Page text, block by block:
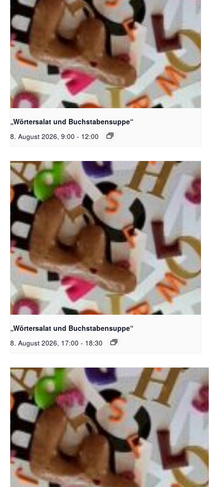
Bildquelle_ Pixabay Free_Christoph Meinersmann
„Wörtersalat und Buchstabensuppe“
8. August 2026, 9:00 - 12:00
Bildquelle_ Pixabay Free_Christoph Meinersmann
„Wörtersalat und Buchstabensuppe“
8. August 2026, 17:00 - 18:30